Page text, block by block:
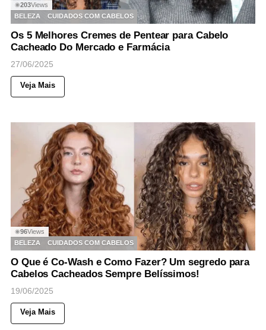
◉203Views
BELEZA
CUIDADOS COM CABELOS
Os 5 Melhores Cremes de Pentear para Cabelo
Cacheado Do Mercado e Farmácia
27/06/2025
Veja Mais
◉96Views
BELEZA
CUIDADOS COM CABELOS
O Que é Co-Wash e Como Fazer? Um segredo para
Cabelos Cacheados Sempre Belíssimos!
19/06/2025
Veja Mais